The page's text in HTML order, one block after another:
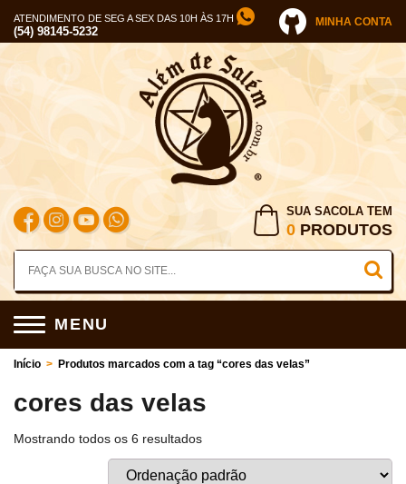
ATENDIMENTO DE SEG A SEX DAS 10H ÀS 17H
(54) 98145-5232
MINHA CONTA
SUA SACOLA TEM
0 PRODUTOS
MENU
Início > Produtos marcados com a tag “cores das velas”
cores das velas
Mostrando todos os 6 resultados